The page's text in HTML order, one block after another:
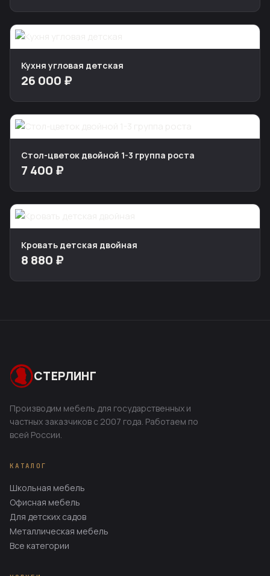
Кухня угловая детская
26 000 ₽
Стол-цветок двойной 1-3 группа роста
7 400 ₽
Кровать детская двойная
8 880 ₽
СТЕРЛИНГ
Производим мебель для государственных и
частных заказчиков с 2007 года. Работаем по
всей России.
КАТАЛОГ
Школьная мебель
Офисная мебель
Для детских садов
Металлическая мебель
Все категории